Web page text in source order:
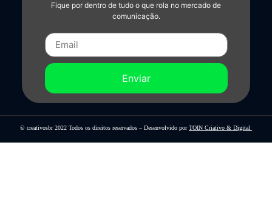
Fique por dentro de tudo o que rola no mercado de
comunicação.
Enviar
© creativosbr 2022 Todos os direitos reservados – Desenvolvido porTOIN Criativo & Digital